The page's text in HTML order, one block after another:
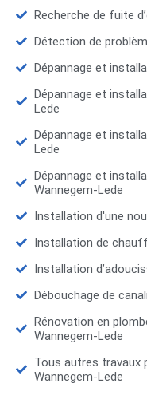
Recherche de fuite
Détection de
Dépannage et
Dépannage et
Lede
Dépannage et
Lede
Dépannage et
Wannegem-Lede
Installation d'une
Installation de
Installation
Débouchage de
Rénovation en
Wannegem-Lede
Tous autres travaux
Wannegem-Lede